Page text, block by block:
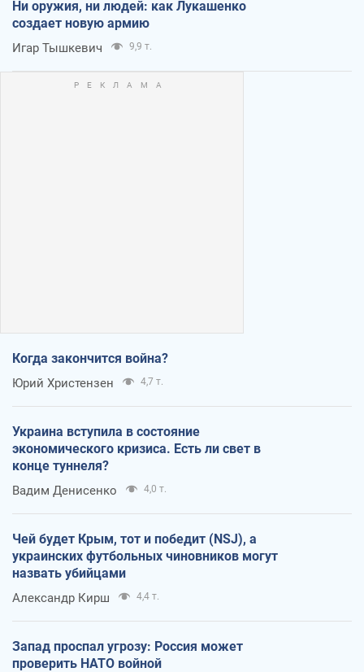
Ни оружия, ни людей: как Лукашенко
создает новую армию
Игар Тышкевич 9,9 т.
Когда закончится война?
Юрий Христензен 4,7 т.
Украина вступила в состояние
экономического кризиса. Есть ли свет в
конце туннеля?
Вадим Денисенко 4,0 т.
Чей будет Крым, тот и победит (NSJ), а
украинских футбольных чиновников могут
назвать убийцами
Александр Кирш 4,4 т.
Запад проспал угрозу: Россия может
проверить НАТО войной